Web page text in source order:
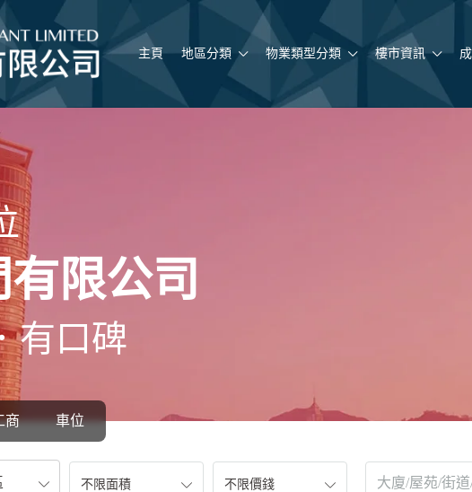
主頁 地區分類 物業類型分類 樓市資訊
限公司
有口碑
商 車位
不限面積 不限價錢